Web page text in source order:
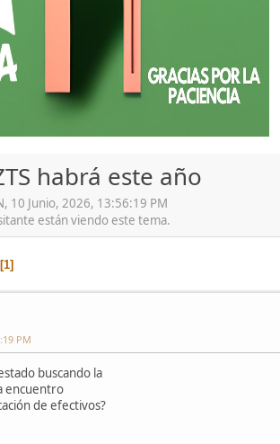
habrá este año
10 Junio, 2026, 13:56:19 PM
están viendo este tema.
1
PM
buscando la
encuentro
de efectivos?